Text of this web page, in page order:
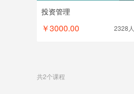
投资管理
￥3000.00 2328人
共2个课程